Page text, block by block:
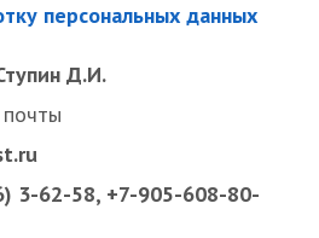
персональных данных
Д.И.
3-62-58, +7-905-608-80-